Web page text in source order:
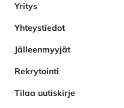
Yritys
Yhteystiedot
Jälleenmyyjät
Rekrytointi
Tilaa uutiskirje